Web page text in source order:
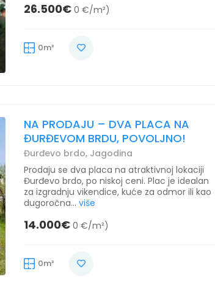
26.500€ 0 €/m²)
0m²
NA PRODAJU – DVA PLACA NA
ĐURĐEVOM BRDU, POVOLJNO!
Đurđevo brdo, Jagodina
Prodaju se dva placa na atraktivnoj lokaciji
Đurđevo brdo, po niskoj ceni. Plac je idealan
za izgradnju vikendice, kuće za odmor ili kao
dugoročna... više
14.000€ 0 €/m²)
0m²